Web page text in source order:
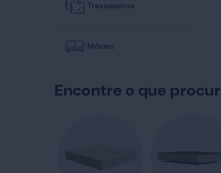
Travesseiros
Móveis
Encontre o que